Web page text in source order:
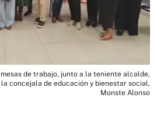
de trabajo, junto a la teniente alcalde,
la concejala de educación y bienestar social,
Monste Alonso